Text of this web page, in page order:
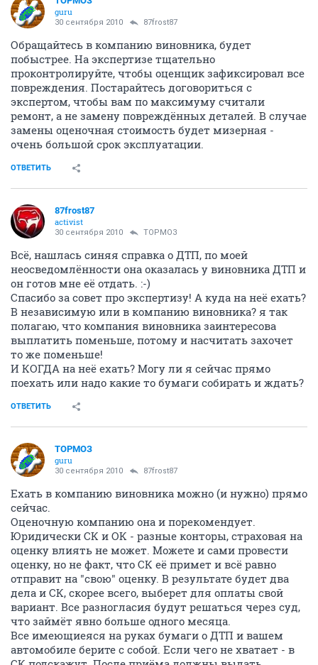
guru
30 сентября 2010 87frost87
Обращайтесь в компанию виновника, будет
побыстрее. На экспертизе тщательно
проконтролируйте, чтобы оценщик зафиксировал все
повреждения. Постарайтесь договориться с
экспертом, чтобы вам по максимуму считали
ремонт, а не замену повреждённых деталей. В случае
замены оценочная стоимость будет мизерная -
очень большой срок эксплуатации.
ОТВЕТИТЬ
87frost87
activist
30 сентября 2010 ТОРМОЗ
Всё, нашлась синяя справка о ДТП, по моей
неосведомлённости она оказалась у виновника ДТП и
он готов мне её отдать. :-)
Спасибо за совет про экспертизу! А куда на неё ехать?
В независимую или в компанию виновника? я так
полагаю, что компания виновника заинтересова
выплатить поменьше, потому и насчитать захочет
то же поменьше!
И КОГДА на неё ехать? Могу ли я сейчас прямо
поехать или надо какие то бумаги собирать и ждать?
ОТВЕТИТЬ
ТОРМОЗ
guru
30 сентября 2010 87frost87
Ехать в компанию виновника можно (и нужно) прямо
сейчас.
Оценочную компанию она и порекомендует.
Юридически СК и ОК - разные конторы, страховая на
оценку влиять не может. Можете и сами провести
оценку, но не факт, что СК её примет и всё равно
отправит на "свою" оценку. В результате будет два
дела и СК, скорее всего, выберет для оплаты свой
вариант. Все разногласия будут решаться через суд,
что займёт явно больше одного месяца.
Все имеющиеяся на руках бумаги о ДТП и вашем
автомобиле берите с собой. Если чего не хватает - в